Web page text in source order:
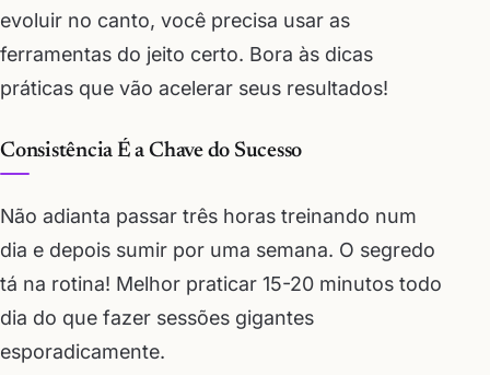
evoluir no canto, você precisa usar as
ferramentas do jeito certo. Bora às dicas
práticas que vão acelerar seus resultados!
Consistência É a Chave do Sucesso
Não adianta passar três horas treinando num
dia e depois sumir por uma semana. O segredo
tá na rotina! Melhor praticar 15-20 minutos todo
dia do que fazer sessões gigantes
esporadicamente.